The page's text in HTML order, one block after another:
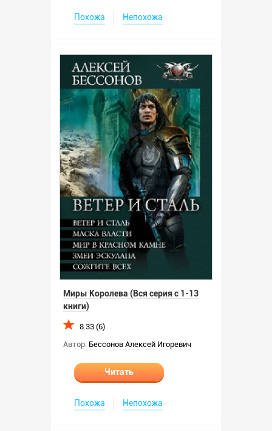
Похожа Непохожа
Миры Королева (Вся серия с 1-13
книги)
8.33 (6)
Автор: Бессонов Алексей Игоревич
Читать
Похожа Непохожа